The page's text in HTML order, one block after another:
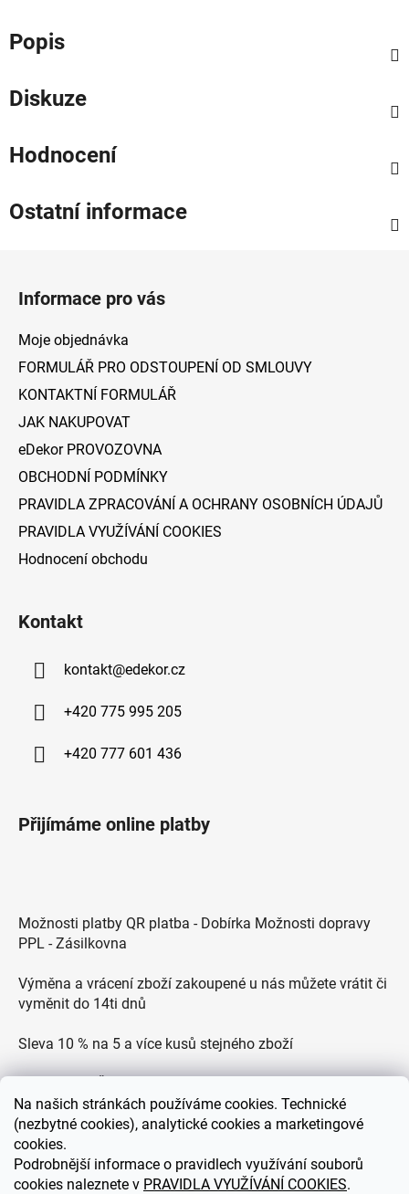
Na našich stránkách používáme cookies. Technické
(nezbytné cookies), analytické cookies a marketingové
cookies.
Podrobnější informace o pravidlech využívání souborů
cookies naleznete v PRAVIDLA VYUŽÍVÁNÍ COOKIES.
Popis
Diskuze
Hodnocení
Ostatní informace
Informace pro vás
Moje objednávka
FORMULÁŘ PRO ODSTOUPENÍ OD SMLOUVY
KONTAKTNÍ FORMULÁŘ
JAK NAKUPOVAT
eDekor PROVOZOVNA
OBCHODNÍ PODMÍNKY
PRAVIDLA ZPRACOVÁNÍ A OCHRANY OSOBNÍCH ÚDAJŮ
PRAVIDLA VYUŽÍVÁNÍ COOKIES
Hodnocení obchodu
Kontakt
kontakt@edekor.cz
+420 775 995 205
+420 777 601 436
Přijímáme online platby
Možnosti platby QR platba - Dobírka Možnosti dopravy
PPL - Zásilkovna
Výměna a vrácení zboží zakoupené u nás můžete vrátit či
vyměnit do 14ti dnů
Sleva 10 % na 5 a více kusů stejného zboží
Zákaznická podpora každý všední den od 9.00 do 18.00
hodin